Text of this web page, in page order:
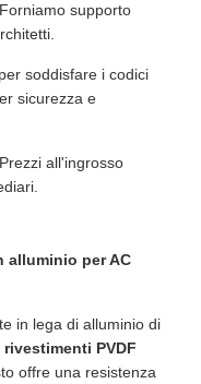
Forniamo supporto
soddisfare i codici
sicurezza e
Prezzi all'ingrosso
alluminio per AC
in lega di alluminio di
rivestimenti PVDF
offre una resistenza